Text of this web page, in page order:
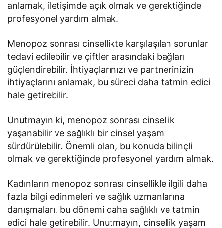
anlamak, iletişimde açık olmak ve gerektiğinde
profesyonel yardım almak.
Menopoz sonrası cinsellikte karşılaşılan sorunlar
tedavi edilebilir ve çiftler arasındaki bağları
güçlendirebilir. İhtiyaçlarınızı ve partnerinizin
ihtiyaçlarını anlamak, bu süreci daha tatmin edici
hale getirebilir.
Unutmayın ki, menopoz sonrası cinsellik
yaşanabilir ve sağlıklı bir cinsel yaşam
sürdürülebilir. Önemli olan, bu konuda bilinçli
olmak ve gerektiğinde profesyonel yardım almak.
Kadınların menopoz sonrası cinsellikle ilgili daha
fazla bilgi edinmeleri ve sağlık uzmanlarına
danışmaları, bu dönemi daha sağlıklı ve tatmin
edici hale getirebilir. Unutmayın, cinsellik yaşam